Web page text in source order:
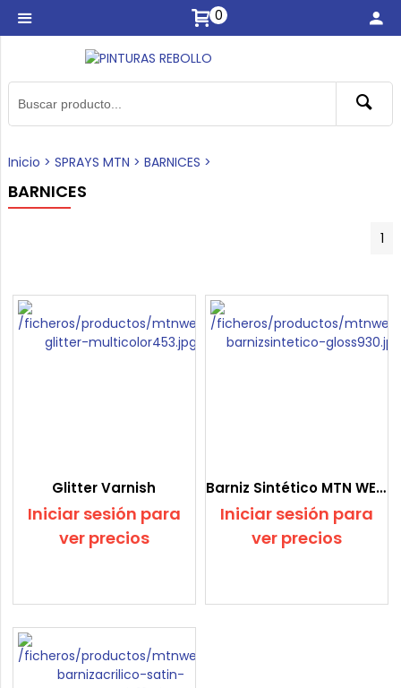
0
Inicio > SPRAYS MTN > BARNICES >
BARNICES
1
Glitter Varnish
Iniciar sesión para
ver precios
Barniz Sintético MTN WEPRO
Iniciar sesión para
ver precios